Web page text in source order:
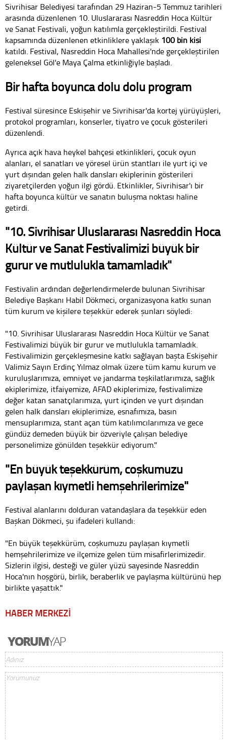
Sivrihisar Belediyesi tarafından 29 Haziran-5 Temmuz tarihleri
arasında düzenlenen 10. Uluslararası Nasreddin Hoca Kültür
ve Sanat Festivali, yoğun katılımla gerçekleştirildi. Festival
kapsamında düzenlenen etkinliklere yaklaşık 100 bin kişi
katıldı. Festival, Nasreddin Hoca Mahallesi'nde gerçekleştirilen
geleneksel Göl'e Maya Çalma etkinliğiyle başladı.
Bir hafta boyunca dolu dolu program
Festival süresince Eskişehir ve Sivrihisar'da kortej yürüyüşleri,
protokol programları, konserler, tiyatro ve çocuk gösterileri
düzenlendi.
Ayrıca açık hava heykel bahçesi etkinlikleri, çocuk oyun
alanları, el sanatları ve yöresel ürün stantları ile yurt içi ve
yurt dışından gelen halk dansları ekiplerinin gösterileri
ziyaretçilerden yoğun ilgi gördü. Etkinlikler, Sivrihisar'ı bir
hafta boyunca kültür ve sanatın buluşma noktası haline
getirdi.
"10. Sivrihisar Uluslararası Nasreddin Hoca
Kültür ve Sanat Festivalimizi büyük bir
gurur ve mutlulukla tamamladık"
Festivalin ardından değerlendirmelerde bulunan Sivrihisar
Belediye Başkanı Habil Dökmeci, organizasyona katkı sunan
tüm kurum ve kişilere teşekkür ederek şunları söyledi:
"10. Sivrihisar Uluslararası Nasreddin Hoca Kültür ve Sanat
Festivalimizi büyük bir gurur ve mutlulukla tamamladık.
Festivalimizin gerçekleşmesine katkı sağlayan başta Eskişehir
Valimiz Sayın Erdinç Yılmaz olmak üzere tüm kamu kurum ve
kuruluşlarımıza, emniyet ve jandarma teşkilatlarımıza, sağlık
ekiplerimize, itfaiyemize, AFAD ekiplerimize, festivalimize
değer katan sanatçılarımıza, yurt içinden ve yurt dışından
gelen halk dansları ekiplerimize, esnafımıza, basın
mensuplarımıza, stant açan tüm katılımcılarımıza ve gece
gündüz demeden büyük bir özveriyle çalışan belediye
personelimize gönülden teşekkür ediyorum."
"En büyük teşekkürüm, coşkumuzu
paylaşan kıymetli hemşehrilerimize"
Festival alanlarını dolduran vatandaşlara da teşekkür eden
Başkan Dökmeci, şu ifadeleri kullandı:
"En büyük teşekkürüm, coşkumuzu paylaşan kıymetli
hemşehrilerimize ve ilçemize gelen tüm misafirlerimizedir.
Sizlerin ilgisi, desteği ve güler yüzü sayesinde Nasreddin
Hoca'nın hoşgörü, birlik, beraberlik ve paylaşma kültürünü hep
birlikte yaşattık."
HABER MERKEZİ